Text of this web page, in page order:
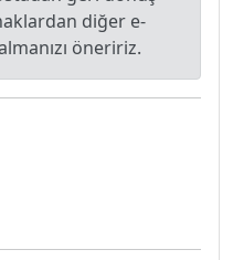
diğer e-
öneririz.